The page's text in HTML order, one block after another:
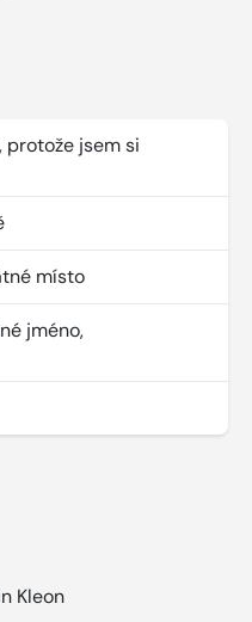
protože jsem si
místo
jméno,
Kleon